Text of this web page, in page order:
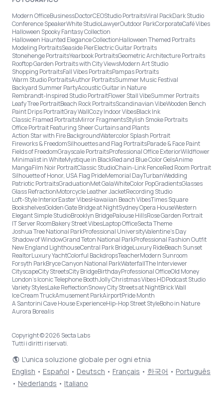
Modern OfficeBusinessDoctorCEOStudio PortraitsViral PackDark Studio
Conference SpeakerWhite StudioLawyerOutdoor ParkCorporateCafé Vibes
Halloween Spooky Fantasy Collection
Halloween Haunted Elegance CollectionHalloween Themed Portraits
Modeling PortraitsSeaside PierElectric Guitar Portraits
Stonehenge PortraitsYearbook PortraitsGeometric Architecture Portraits
Rooftop Garden Portraits with City ViewsModern Art Studio
Shopping PortraitsFall Vibes PortraitsPampas Portraits
Warm Studio PortraitsAuthor PortraitsSummer Music Festival
Backyard Summer PartyAcoustic Guitar in Nature
Rembrandt-Inspired Studio PortraitFlower Stall VibeSummer Portraits
Leafy Tree PortraitBeach Rock PortraitsScandinavian VibeWooden Bench
Paint Drips PortraitGray WallCozy Indoor VibesBlack Ink
Classic Framed PortraitsMirror FragmentsStylish Smoke Portraits
Office Portrait Featuring Sheer Curtains and Plants
Action Star with Fire BackgroundWatercolor Splash Portrait
Fireworks & FreedomSilhouettes and Flag PortraitsParade & Face Paint
Fields of FreedomGrayscale PortraitsProfessional Office ExteriorWildflower
Minimalist in WhiteMystique in BlackRed and Blue Color GelsAnime
MangaFilm Noir PortraitClassic StudioChain-Link FenceRed Room Portrait
Silhouette of Honor, USA Flag PrideMemorial DayTurbanWedding
Patriotic PortraitsGraduationMet GalaWhiteColor PopGradientsGlasses
Glass RefractionMotorcycle Leather JacketRecording Studio
Loft-Style InteriorEaster VibesHawaiian Beach VibesTimes Square
BookshelvesGolden Gate Bridge at NightSydney Opera HouseWestern
Elegant Simple StudioBrooklyn BridgePalouse HillsRose Garden Portrait
IT Server RoomBakery Street VibesLaptop OfficeSecta Theme
Joshua Tree National ParkProfessional UniversityValentine's Day
Shadow of WindowGrand Teton National ParkProfessional Fashion Outfit
New England LighthouseCentral Park BridgeLuxury RideBeach Sunset
RealtorLuxury YachtColorful BackdropsTeacherModern Sunroom
Forsyth ParkBryce Canyon National ParkWaterfallThe Interviewer
CityscapeCity StreetsCity BridgeBirthdayProfessional OfficeOld Money
London’s Iconic Telephone BoothJolly Christmas Vibes HDPodcast Studio
Variety StylesLake ReflectionSnowy City Streets at NightBrick Wall
Ice Cream TruckAmusement ParkAirportPride Month
A Santorini Cave House ExperienceHip-Hop Street StyleBoho in Nature
Aurora Borealis
Copyright © 2026 Secta Labs
Tutti i diritti riservati.
L'unica soluzione globale per ogni etnia
English • Español • Deutsch • Français • 한국어 • Português
• Nederlands • Italiano